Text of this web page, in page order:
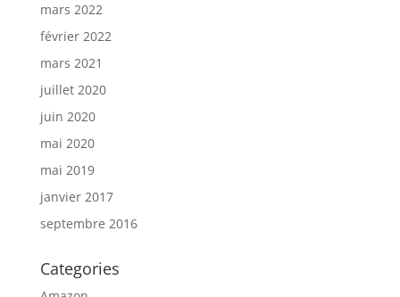
mars 2022
février 2022
mars 2021
juillet 2020
juin 2020
mai 2020
mai 2019
janvier 2017
septembre 2016
Categories